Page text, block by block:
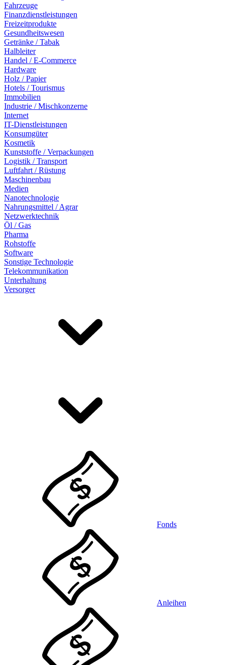
Fahrzeuge
Finanzdienstleistungen
Freizeitprodukte
Gesundheitswesen
Getränke / Tabak
Halbleiter
Handel / E-Commerce
Hardware
Holz / Papier
Hotels / Tourismus
Immobilien
Industrie / Mischkonzerne
Internet
IT-Dienstleistungen
Konsumgüter
Kosmetik
Kunststoffe / Verpackungen
Logistik / Transport
Luftfahrt / Rüstung
Maschinenbau
Medien
Nanotechnologie
Nahrungsmittel / Agrar
Netzwerktechnik
Öl / Gas
Pharma
Rohstoffe
Software
Sonstige Technologie
Telekommunikation
Unterhaltung
Versorger
Fonds
Anleihen